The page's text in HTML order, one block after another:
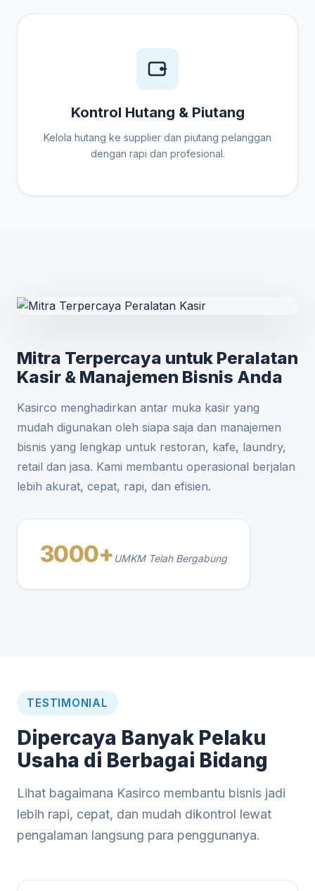
Kontrol Hutang & Piutang
Kelola hutang ke supplier dan piutang pelanggan
dengan rapi dan profesional.
Mitra Terpercaya untuk Peralatan
Kasir & Manajemen Bisnis Anda
Kasirco menghadirkan antar muka kasir yang
mudah digunakan oleh siapa saja dan manajemen
bisnis yang lengkap untuk restoran, kafe, laundry,
retail dan jasa. Kami membantu operasional berjalan
lebih akurat, cepat, rapi, dan efisien.
3000+ UMKM Telah Bergabung
TESTIMONIAL
Dipercaya Banyak Pelaku
Usaha di Berbagai Bidang
Lihat bagaimana Kasirco membantu bisnis jadi
lebih rapi, cepat, dan mudah dikontrol lewat
pengalaman langsung para penggunanya.